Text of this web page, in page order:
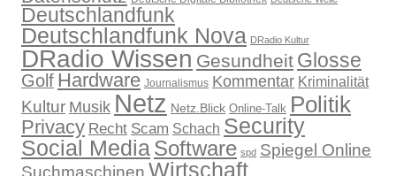
Deutschlandfunk
Deutschlandfunk Nova DRadio Kultur
DRadio Wissen Gesundheit Glosse
Golf Hardware Journalismus Kommentar Kriminalität
Kultur Musik Netz Netz.Blick Online-Talk Politik
Privacy Recht Scam Schach Security
Social MediaSoftware spd Spiegel Online
Suchmaschinen Wirtschaft